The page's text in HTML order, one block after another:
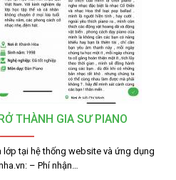
THÀNH GIA SƯ PIANO
tại hệ thống website và ứng dụng
– Phí nhận…